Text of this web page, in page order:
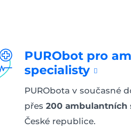
PURObot pro
specialisty
PURObota v současné
přes 200 ambulantních
České republice.